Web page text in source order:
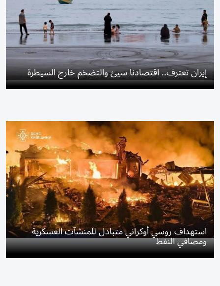
إيران تعترف.. اقتصادنا سيئ والتضخم خارج السيطرة
استهداف روسي أوكراني متبادل للمنشآت العسكرية
ومصافي النفط